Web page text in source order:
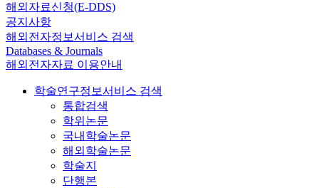
해외자료신청(E-DDS)
공지사항
해외전자정보서비스 검색
Databases & Journals
해외전자자료 이용안내
학술연구정보서비스 검색
통합검색
학위논문
국내학술논문
해외학술논문
학술지
단행본